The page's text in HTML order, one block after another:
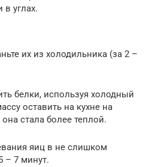
в углах.
их из холодильника (за 2 –
белки, используя холодный
оставить на кухне на
стала более теплой.
яиц в не слишком
– 7 минут.